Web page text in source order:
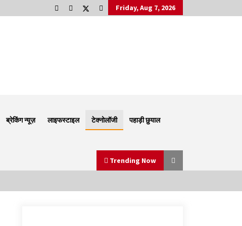
Friday, Aug 7, 2026
ब्रेकिंग न्यूज़ लाइफस्टाइल टेक्नोलॉजी पहाड़ी छुयाल
Trending Now